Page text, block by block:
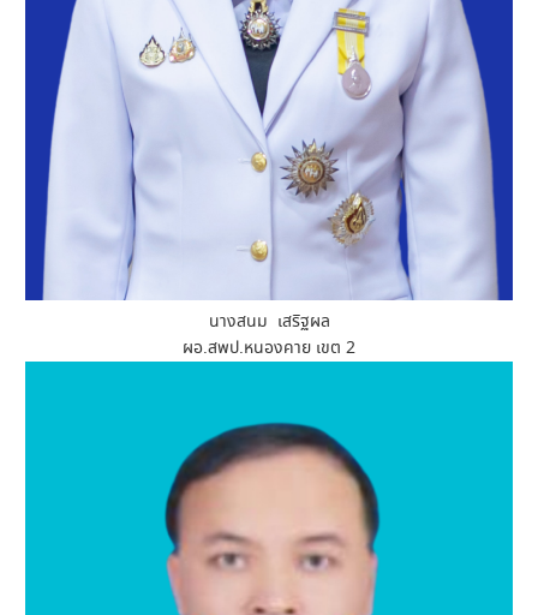
นางสนม เสริฐผล
ผอ.สพป.หนองคาย เขต 2